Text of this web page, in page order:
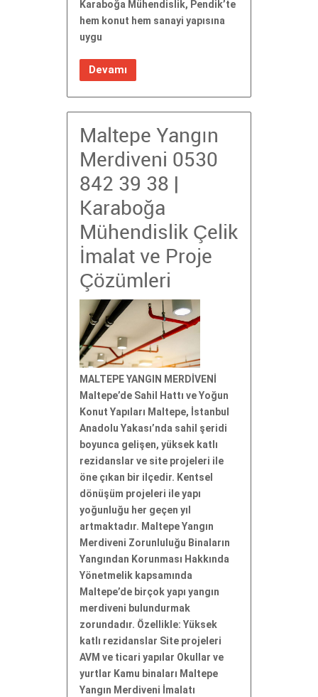
Karaboğa Mühendislik, Pendik’te
hem konut hem sanayi yapısına
uygu
Devamı
Maltepe Yangın
Merdiveni 0530
842 39 38 |
Karaboğa
Mühendislik Çelik
İmalat ve Proje
Çözümleri
MALTEPE YANGIN MERDİVENİ
Maltepe’de Sahil Hattı ve Yoğun
Konut Yapıları Maltepe, İstanbul
Anadolu Yakası’nda sahil şeridi
boyunca gelişen, yüksek katlı
rezidanslar ve site projeleri ile
öne çıkan bir ilçedir. Kentsel
dönüşüm projeleri ile yapı
yoğunluğu her geçen yıl
artmaktadır. Maltepe Yangın
Merdiveni Zorunluluğu Binaların
Yangından Korunması Hakkında
Yönetmelik kapsamında
Maltepe’de birçok yapı yangın
merdiveni bulundurmak
zorundadır. Özellikle: Yüksek
katlı rezidanslar Site projeleri
AVM ve ticari yapılar Okullar ve
yurtlar Kamu binaları Maltepe
Yangın Merdiveni İmalatı